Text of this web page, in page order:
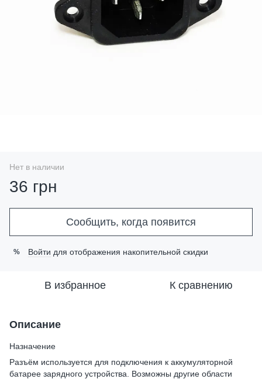
Нет в наличии
36 грн
Сообщить, когда появится
% Войти для отображения накопительной скидки
В избранное К сравнению
Описание
Назначение
Разъём используется для подключения к аккумуляторной
батарее зарядного устройства. Возможны другие области